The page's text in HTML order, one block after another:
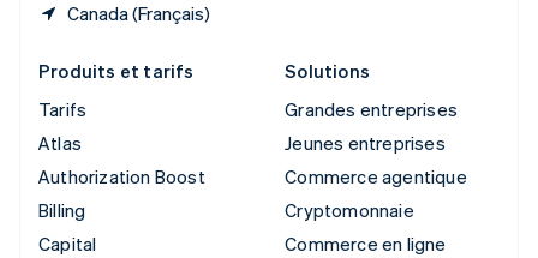
Canada (Français)
Produits et tarifs
Tarifs
Atlas
Authorization Boost
Billing
Capital
Solutions
Grandes entreprises
Jeunes entreprises
Commerce agentique
Cryptomonnaie
Commerce en ligne